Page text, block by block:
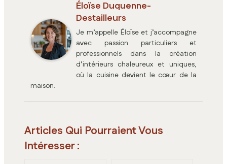
Éloïse Duquenne-
Destailleurs
Je m’appelle Éloïse et j’accompagne
avec passion particuliers et
professionnels dans la création
d’intérieurs chaleureux et uniques,
où la cuisine devient le cœur de la
maison.
Articles Qui Pourraient Vous
Intéresser :